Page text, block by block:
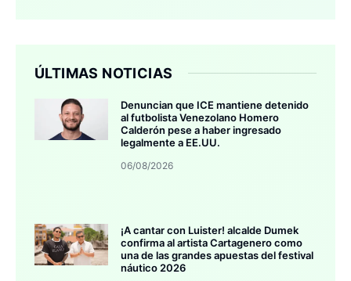
ÚLTIMAS NOTICIAS
Denuncian que ICE mantiene detenido
al futbolista Venezolano Homero
Calderón pese a haber ingresado
legalmente a EE.UU.
06/08/2026
¡A cantar con Luister! alcalde Dumek
confirma al artista Cartagenero como
una de las grandes apuestas del festival
náutico 2026